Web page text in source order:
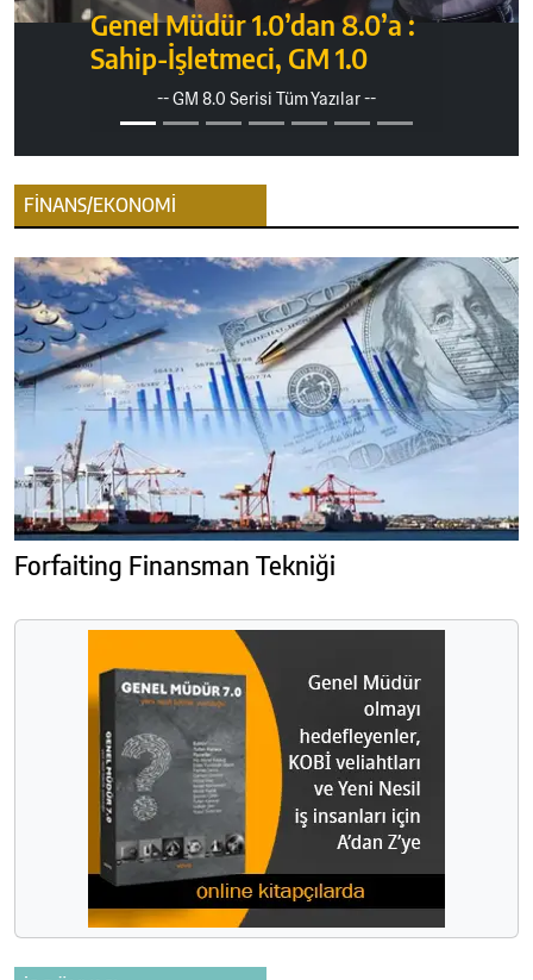
Genel Müdür 1.0’dan 8.0’a :
Sahip-İşletmeci, GM 1.0
-- GM 8.0 Serisi Tüm Yazılar --
FİNANS/EKONOMİ
Forfaiting Finansman Tekniği